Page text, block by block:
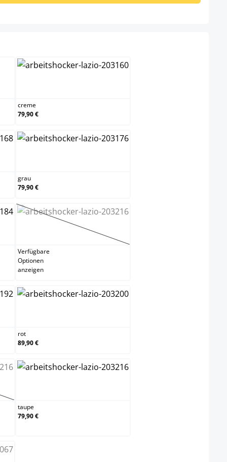
creme
79,90 €
grau
79,90 €
lila
(Diese Option ist zurzeit nicht verfügbar.)
Verfügbare
Optionen
anzeigen
rot
89,90 €
ist zurzeit nicht verfügbar.)
taupe
79,90 €